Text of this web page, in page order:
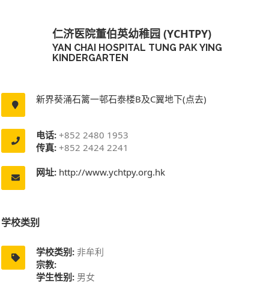
仁济医院董伯英幼稚园 (YCHTPY)
YAN CHAI HOSPITAL TUNG PAK YING
KINDERGARTEN
新界葵涌石篱一邨石泰楼B及C翼地下(点去)
电话: +852 2480 1953
传真: +852 2424 2241
网址: http://www.ychtpy.org.hk
学校类别
学校类别: 非牟利
宗教:
学生性别: 男女